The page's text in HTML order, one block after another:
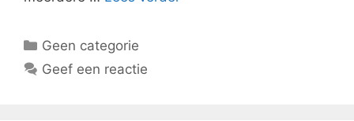
Categorieën
Geen categorie
Geef een reactie